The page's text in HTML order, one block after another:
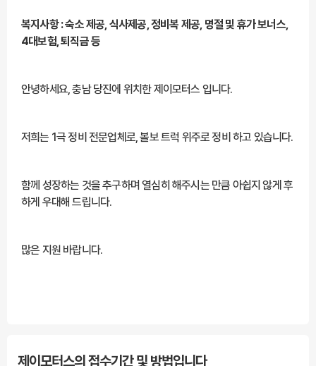
복지사항 : 숙소 제공, 식사제공, 정비복 제공, 명절 및 휴가 보너스,
4대보험, 퇴직금 등
안녕하세요, 충남 당진에 위치한 제이모터스 입니다.
저희는 1극 정비 전문업체로, 볼보 트럭 위주로 정비 하고 있습니다.
함께 성장하는 것을 추구하며 열심히 해주시는 만큼 아쉽지 않게 후
하게 우대해 드립니다.
많은 지원 바랍니다.
제이모터스의 접수기간 및 방법입니다